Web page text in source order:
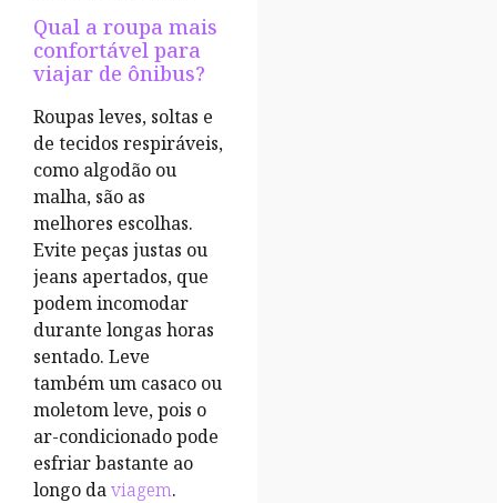
Qual a roupa mais
confortável para
viajar de ônibus?
Roupas leves, soltas e
de tecidos respiráveis,
como algodão ou
malha, são as
melhores escolhas.
Evite peças justas ou
jeans apertados, que
podem incomodar
durante longas horas
sentado. Leve
também um casaco ou
moletom leve, pois o
ar-condicionado pode
esfriar bastante ao
longo daviagem.